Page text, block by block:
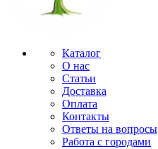
Каталог
О нас
Статьи
Доставка
Оплата
Контакты
Ответы на вопросы
Работа с городами